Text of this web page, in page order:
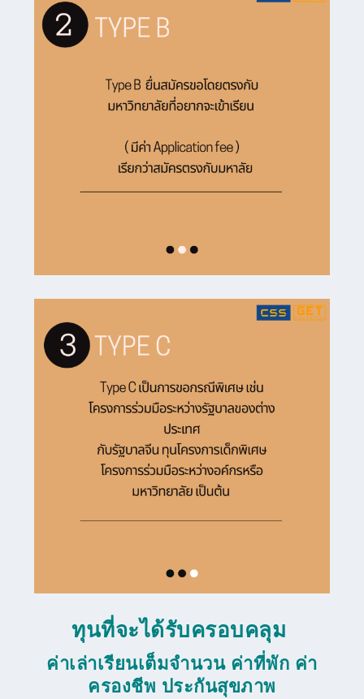
ทุนที่จะได้รับครอบคลุม
ค่าเล่าเรียนเต็มจำนวน ค่าที่พัก ค่า
ครองชีพ ประกันสุขภาพ